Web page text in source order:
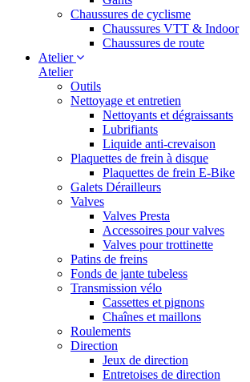
Chaussures de cyclisme
Chaussures VTT & Indoor
Chaussures de route
Atelier
Atelier
Outils
Nettoyage et entretien
Nettoyants et dégraissants
Lubrifiants
Liquide anti-crevaison
Plaquettes de frein à disque
Plaquettes de frein E-Bike
Galets Dérailleurs
Valves
Valves Presta
Accessoires pour valves
Valves pour trottinette
Patins de freins
Fonds de jante tubeless
Transmission vélo
Cassettes et pignons
Chaînes et maillons
Roulements
Direction
Jeux de direction
Entretoises de direction